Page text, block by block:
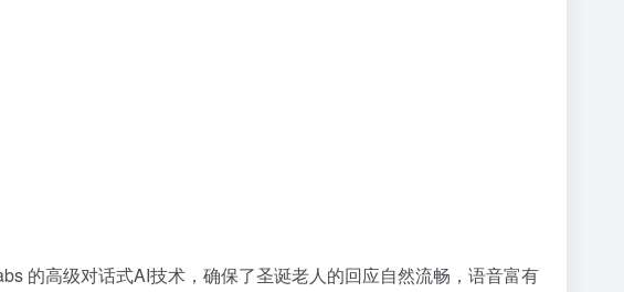
的高级对话式AI技术，确保了圣诞老人的回应自然流畅，语音富有